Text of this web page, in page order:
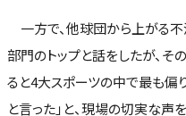
一方で、他球団から上がる不
部門のトップと話をしたが、
ると4大スポーツの中で最も偏
と言った」と、現場の切実な声